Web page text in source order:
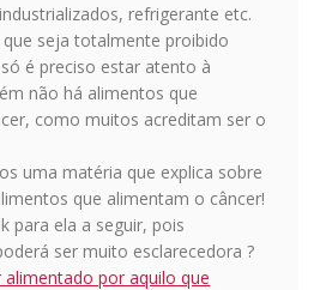
refrigerante etc.
seja totalmente proibido
é preciso estar atento à
não há alimentos que
como muitos acreditam ser o
uma matéria que explica sobre
que alimentam o câncer!
para ela a seguir, pois
ser muito esclarecedora ?
alimentado por aquilo que